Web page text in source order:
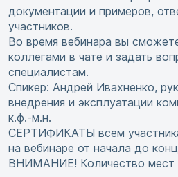
документации и примеров,
участников.
Во время вебинара вы
коллегами в чате и задать
специалистам.
Спикер: Андрей Ивахненко,
внедрения и эксплуатации
к.ф.-м.н.
СЕРТИФИКАТЫ всем
на вебинаре от начала до
ВНИМАНИЕ! Количество мест